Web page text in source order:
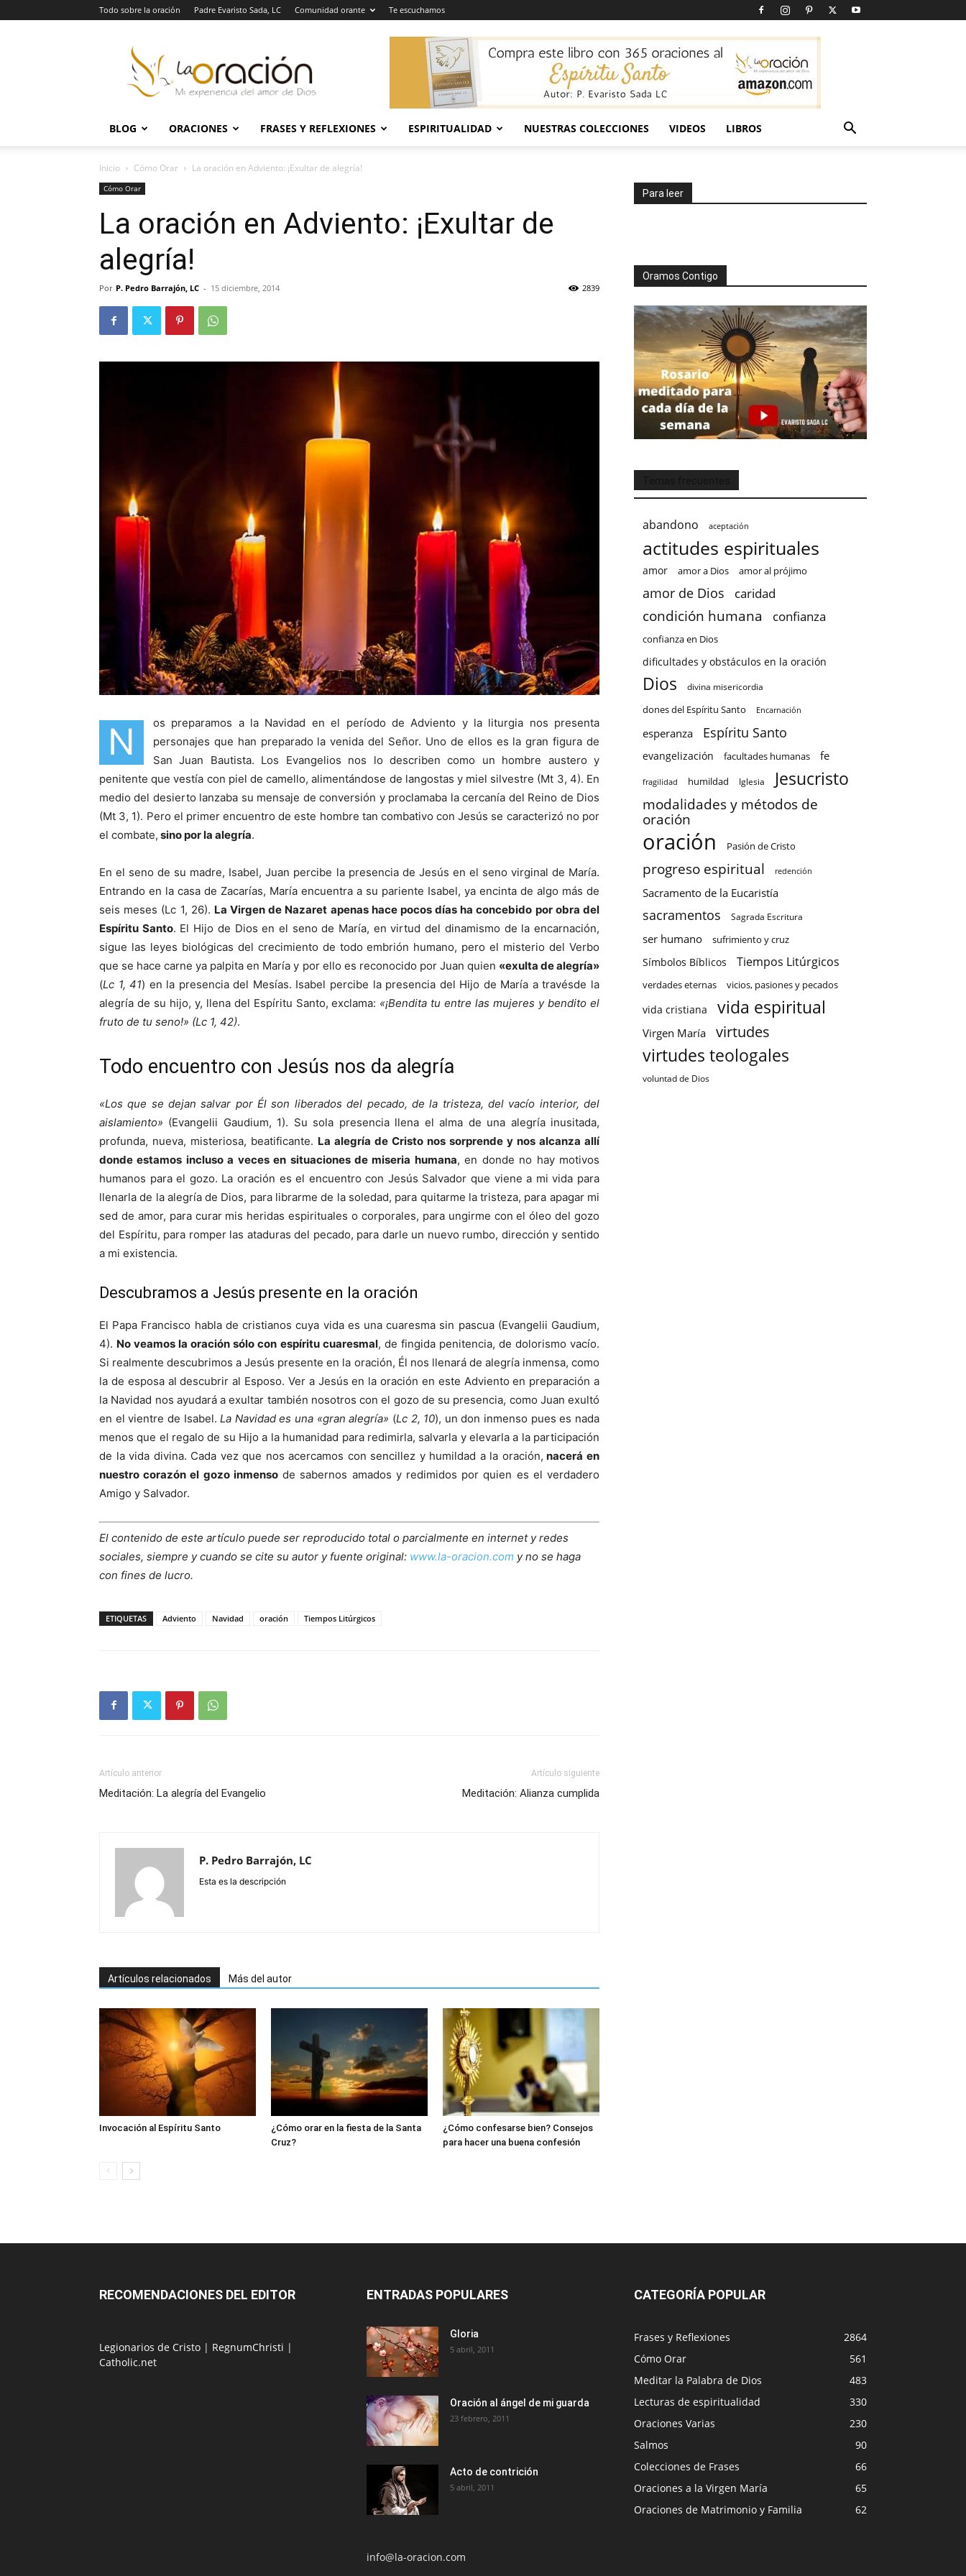
Todo sobre la oración Padre Evaristo Sada, LC Comunidad orante Te escuchamos
Oración
BLOG ORACIONES FRASES Y REFLEXIONES ESPIRITUALIDAD NUESTRAS COLECCIONES VIDEOS LIBROS
Inicio Cómo Orar La oración en Adviento: ¡Exultar de alegría!
Cómo Orar
La oración en Adviento: ¡Exultar de
alegría!
Por P. Pedro Barrajón, LC - 15 diciembre, 2014 2839
N
os preparamos a la Navidad en el período de Adviento y la liturgia nos presenta
personajes que han preparado la venida del Señor. Uno de ellos es la gran figura de
San Juan Bautista. Los Evangelios nos lo describen como un hombre austero y
penitente que vestía con piel de camello, alimentándose de langostas y miel silvestre (Mt 3, 4). En
medio del desierto lanzaba su mensaje de conversión y proclamaba la cercanía del Reino de Dios
(Mt 3, 1). Pero el primer encuentro de este hombre tan combativo con Jesús se caracterizó no por
el combate, sino por la alegría.
En el seno de su madre, Isabel, Juan percibe la presencia de Jesús en el seno virginal de María.
Entrando en la casa de Zacarías, María encuentra a su pariente Isabel, ya encinta de algo más de
seis meses (Lc 1, 26). La Virgen de Nazaret apenas hace pocos días ha concebido por obra del
Espíritu Santo. El Hijo de Dios en el seno de María, en virtud del dinamismo de la encarnación,
sigue las leyes biológicas del crecimiento de todo embrión humano, pero el misterio del Verbo
que se hace carne ya palpita en María y por ello es reconocido por Juan quien «exulta de alegría»
(Lc 1, 41) en la presencia del Mesías. Isabel percibe la presencia del Hijo de María a travésde la
alegría de su hijo, y, llena del Espíritu Santo, exclama: «¡Bendita tu entre las mujeres y bendito el
fruto de tu seno!» (Lc 1, 42).
Todo encuentro con Jesús nos da alegría
«Los que se dejan salvar por Él son liberados del pecado, de la tristeza, del vacío interior, del
aislamiento» (Evangelii Gaudium, 1). Su sola presencia llena el alma de una alegría inusitada,
profunda, nueva, misteriosa, beatificante. La alegría de Cristo nos sorprende y nos alcanza allí
donde estamos incluso a veces en situaciones de miseria humana, en donde no hay motivos
humanos para el gozo. La oración es el encuentro con Jesús Salvador que viene a mi vida para
llenarla de la alegría de Dios, para librarme de la soledad, para quitarme la tristeza, para apagar mi
sed de amor, para curar mis heridas espirituales o corporales, para ungirme con el óleo del gozo
del Espíritu, para romper las ataduras del pecado, para darle un nuevo rumbo, dirección y sentido
a mi existencia.
Descubramos a Jesús presente en la oración
El Papa Francisco habla de cristianos cuya vida es una cuaresma sin pascua (Evangelii Gaudium,
4). No veamos la oración sólo con espíritu cuaresmal, de fingida penitencia, de dolorismo vacío.
Si realmente descubrimos a Jesús presente en la oración, Él nos llenará de alegría inmensa, como
la de esposa al descubrir al Esposo. Ver a Jesús en la oración en este Adviento en preparación a
la Navidad nos ayudará a exultar también nosotros con el gozo de su presencia, como Juan exultó
en el vientre de Isabel. La Navidad es una «gran alegría» (Lc 2, 10), un don inmenso pues es nada
menos que el regalo de su Hijo a la humanidad para redimirla, salvarla y elevarla a la participación
de la vida divina. Cada vez que nos acercamos con sencillez y humildad a la oración, nacerá en
nuestro corazón el gozo inmensode sabernos amados y redimidos por quien es el verdadero
Amigo y Salvador.
El contenido de este artículo puede ser reproducido total o parcialmente en internet y redes
sociales, siempre y cuando se cite su autor y fuente original: www.la-oracion.com y no se haga
con fines de lucro.
ETIQUETAS Adviento Navidad oración Tiempos Litúrgicos
Artículo anterior
Meditación: La alegría del Evangelio
Artículo siguiente
Meditación: Alianza cumplida
P. Pedro Barrajón, LC
Esta es la descripción
Artículos relacionados Más del autor
Invocación al Espíritu Santo
¿Cómo orar en la fiesta de la Santa
Cruz?
¿Cómo confesarse bien? Consejos
para hacer una buena confesión
Para leer
Oramos Contigo
abandono aceptación
actitudes espirituales
amor amor a Dios amor al prójimo
amor de Dios caridad
condición humana confianza
confianza en Dios
dificultades y obstáculos en la oración
Dios divina misericordia
dones del Espíritu Santo Encarnación
esperanza Espíritu Santo
evangelización facultades humanas fe
fragilidad humildad Iglesia Jesucristo
modalidades y métodos de
oración
oración Pasión de Cristo
progreso espiritual redención
Sacramento de la Eucaristía
sacramentos Sagrada Escritura
ser humano sufrimiento y cruz
Símbolos Bíblicos Tiempos Litúrgicos
verdades eternas vicios, pasiones y pecados
vida cristiana vida espiritual
Virgen María virtudes
virtudes teologales
voluntad de Dios
RECOMENDACIONES DEL EDITOR
Legionarios de Cristo | RegnumChristi |
Catholic.net
ENTRADAS POPULARES
Gloria
5 abril, 2011
Oración al ángel de mi guarda
23 febrero, 2011
Acto de contrición
5 abril, 2011
info@la-oracion.com
CATEGORÍA POPULAR
Frases y Reflexiones
2864
Cómo Orar
561
Meditar la Palabra de Dios
483
Lecturas de espiritualidad
330
Oraciones Varias
230
Salmos
90
Colecciones de Frases
66
Oraciones a la Virgen María
65
Oraciones de Matrimonio y Familia
62